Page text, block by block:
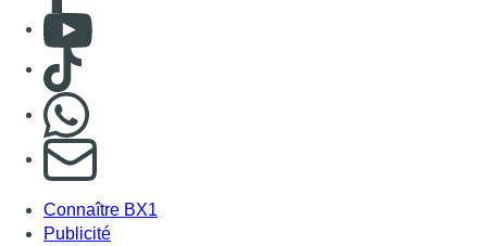
Consulter Youtube
Consulter TikTok
S'abonner à notre newsletter
Connaître BX1
Publicité